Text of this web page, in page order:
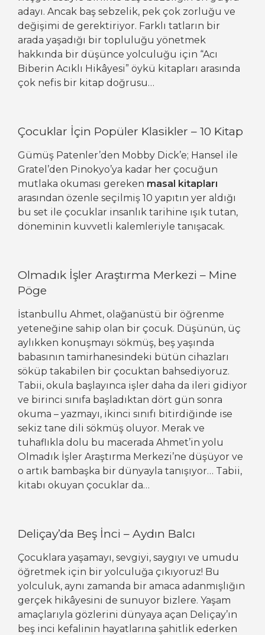
adayı. Ancak baş sebzelik, pek çok zorluğu ve
değişimi de gerektiriyor. Farklı tatların bir
arada yaşadığı bir topluluğu yönetmek
hakkında bir düşünce yolculuğu için “Acı
Biberin Acıklı Hikâyesi” öykü kitapları arasında
çok nefis bir kitap doğrusu…
Çocuklar İçin Popüler Klasikler – 10 Kitap
Gümüş Patenler’den Mobby Dick’e; Hansel ile
Gratel’den Pinokyo’ya kadar her çocuğun
mutlaka okuması gereken masal kitapları
arasından özenle seçilmiş 10 yapıtın yer aldığı
bu set ile çocuklar insanlık tarihine ışık tutan,
döneminin kuvvetli kalemleriyle tanışacak.
Olmadık İşler Araştırma Merkezi – Mine
Pöge
İstanbullu Ahmet, olağanüstü bir öğrenme
yeteneğine sahip olan bir çocuk. Düşünün, üç
aylıkken konuşmayı sökmüş, beş yaşında
babasının tamirhanesindeki bütün cihazları
söküp takabilen bir çocuktan bahsediyoruz.
Tabii, okula başlayınca işler daha da ileri gidiyor
ve birinci sınıfa başladıktan dört gün sonra
okuma – yazmayı, ikinci sınıfı bitirdiğinde ise
sekiz tane dili sökmüş oluyor. Merak ve
tuhaflıkla dolu bu macerada Ahmet’in yolu
Olmadık İşler Araştırma Merkezi’ne düşüyor ve
o artık bambaşka bir dünyayla tanışıyor… Tabii,
kitabı okuyan çocuklar da…
Deliçay’da Beş İnci – Aydın Balcı
Çocuklara yaşamayı, sevgiyi, saygıyı ve umudu
öğretmek için bir yolculuğa çıkıyoruz! Bu
yolculuk, aynı zamanda bir amaca adanmışlığın
gerçek hikâyesini de sunuyor bizlere. Yaşam
amaçlarıyla gözlerini dünyaya açan Deliçay’ın
beş inci kefalinin hayatlarına şahitlik ederken